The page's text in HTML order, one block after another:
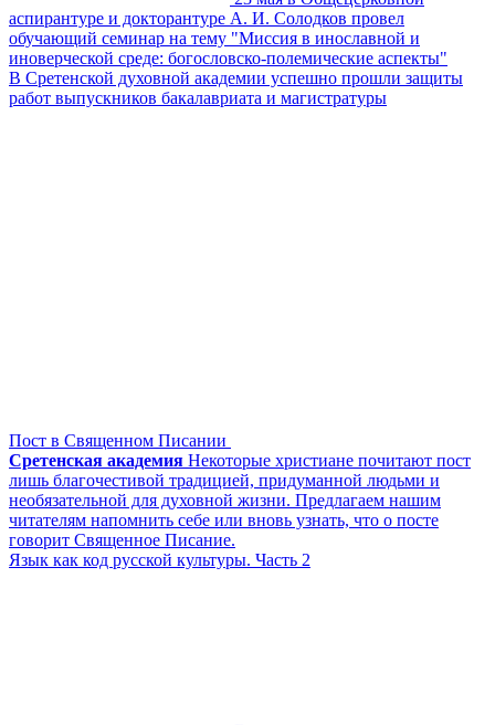
аспирантуре и докторантуре А. И. Солодков провел
обучающий семинар на тему "Миссия в инославной и
иноверческой среде: богословско-полемические аспекты"
В Сретенской духовной академии успешно прошли защиты
работ выпускников бакалавриата и магистратуры
Пост в Священном Писании
Сретенская академия Некоторые христиане почитают пост
лишь благочестивой традицией, придуманной людьми и
необязательной для духовной жизни. Предлагаем нашим
читателям напомнить себе или вновь узнать, что о посте
говорит Священное Писание.
Язык как код русской культуры. Часть 2